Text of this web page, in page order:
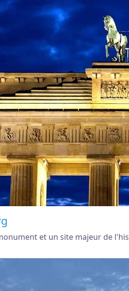
et un site majeur de